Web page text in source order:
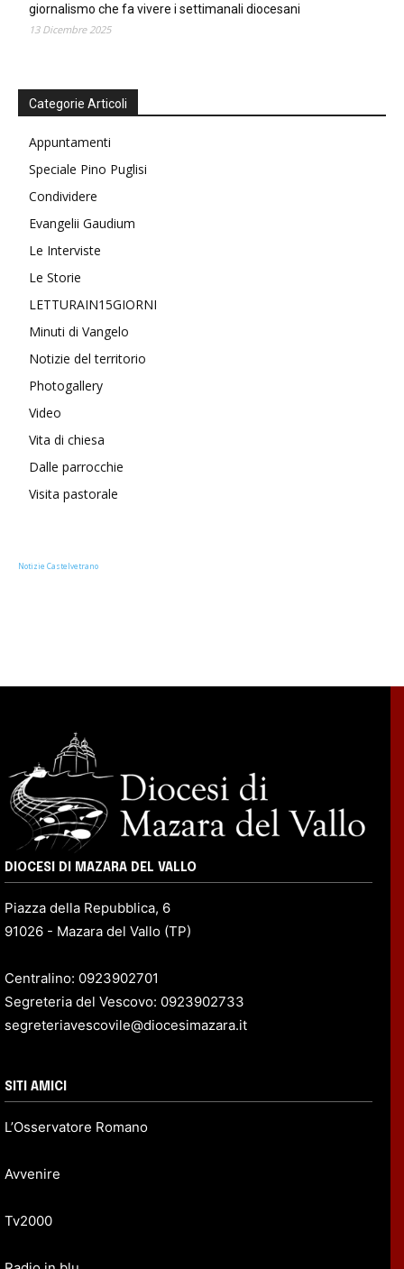
giornalismo che fa vivere i settimanali diocesani
13 Dicembre 2025
Categorie Articoli
Appuntamenti
Speciale Pino Puglisi
Condividere
Evangelii Gaudium
Le Interviste
Le Storie
LETTURAIN15GIORNI
Minuti di Vangelo
Notizie del territorio
Photogallery
Video
Vita di chiesa
Dalle parrocchie
Visita pastorale
Notizie Castelvetrano
DIOCESI DI MAZARA DEL VALLO
Piazza della Repubblica, 6
91026 - Mazara del Vallo (TP)
Centralino: 0923902701
Segreteria del Vescovo: 0923902733
segreteriavescovile@diocesimazara.it
SITI AMICI
L’Osservatore Romano
Avvenire
Tv2000